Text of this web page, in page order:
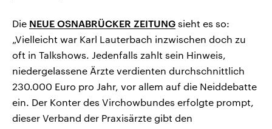
Die NEUE OSNABRÜCKER ZEITUNG sieht es so:
„Vielleicht war Karl Lauterbach inzwischen doch zu
oft in Talkshows. Jedenfalls zahlt sein Hinweis,
niedergelassene Ärzte verdienten durchschnittlich
230.000 Euro pro Jahr, vor allem auf die Neiddebatte
ein. Der Konter des Virchowbundes erfolgte prompt,
dieser Verband der Praxisärzte gibt den